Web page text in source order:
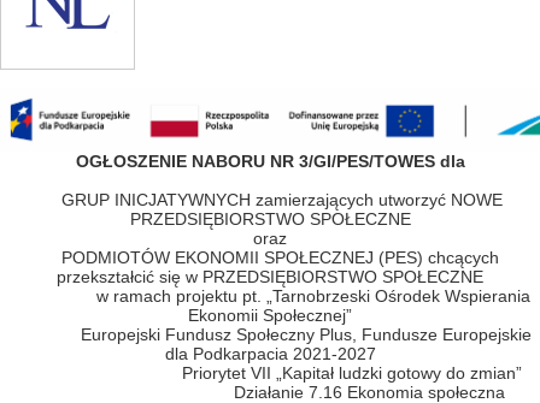
OGŁOSZENIE NABORU NR 3/GI/PES/TOWES dla
GRUP INICJATYWNYCH zamierzających utworzyć NOWE
PRZEDSIĘBIORSTWO SPOŁECZNE
oraz
PODMIOTÓW EKONOMII SPOŁECZNEJ (PES) chcących
przekształcić się w PRZEDSIĘBIORSTWO SPOŁECZNE
w ramach projektu pt. „Tarnobrzeski Ośrodek Wspierania
Ekonomii Społecznej”
Europejski Fundusz Społeczny Plus, Fundusze Europejskie
dla Podkarpacia 2021-2027
Priorytet VII „Kapitał ludzki gotowy do zmian”
Działanie 7.16 Ekonomia społeczna